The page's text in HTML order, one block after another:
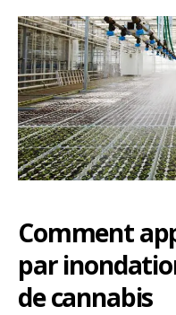
Comment
par
de cannabis